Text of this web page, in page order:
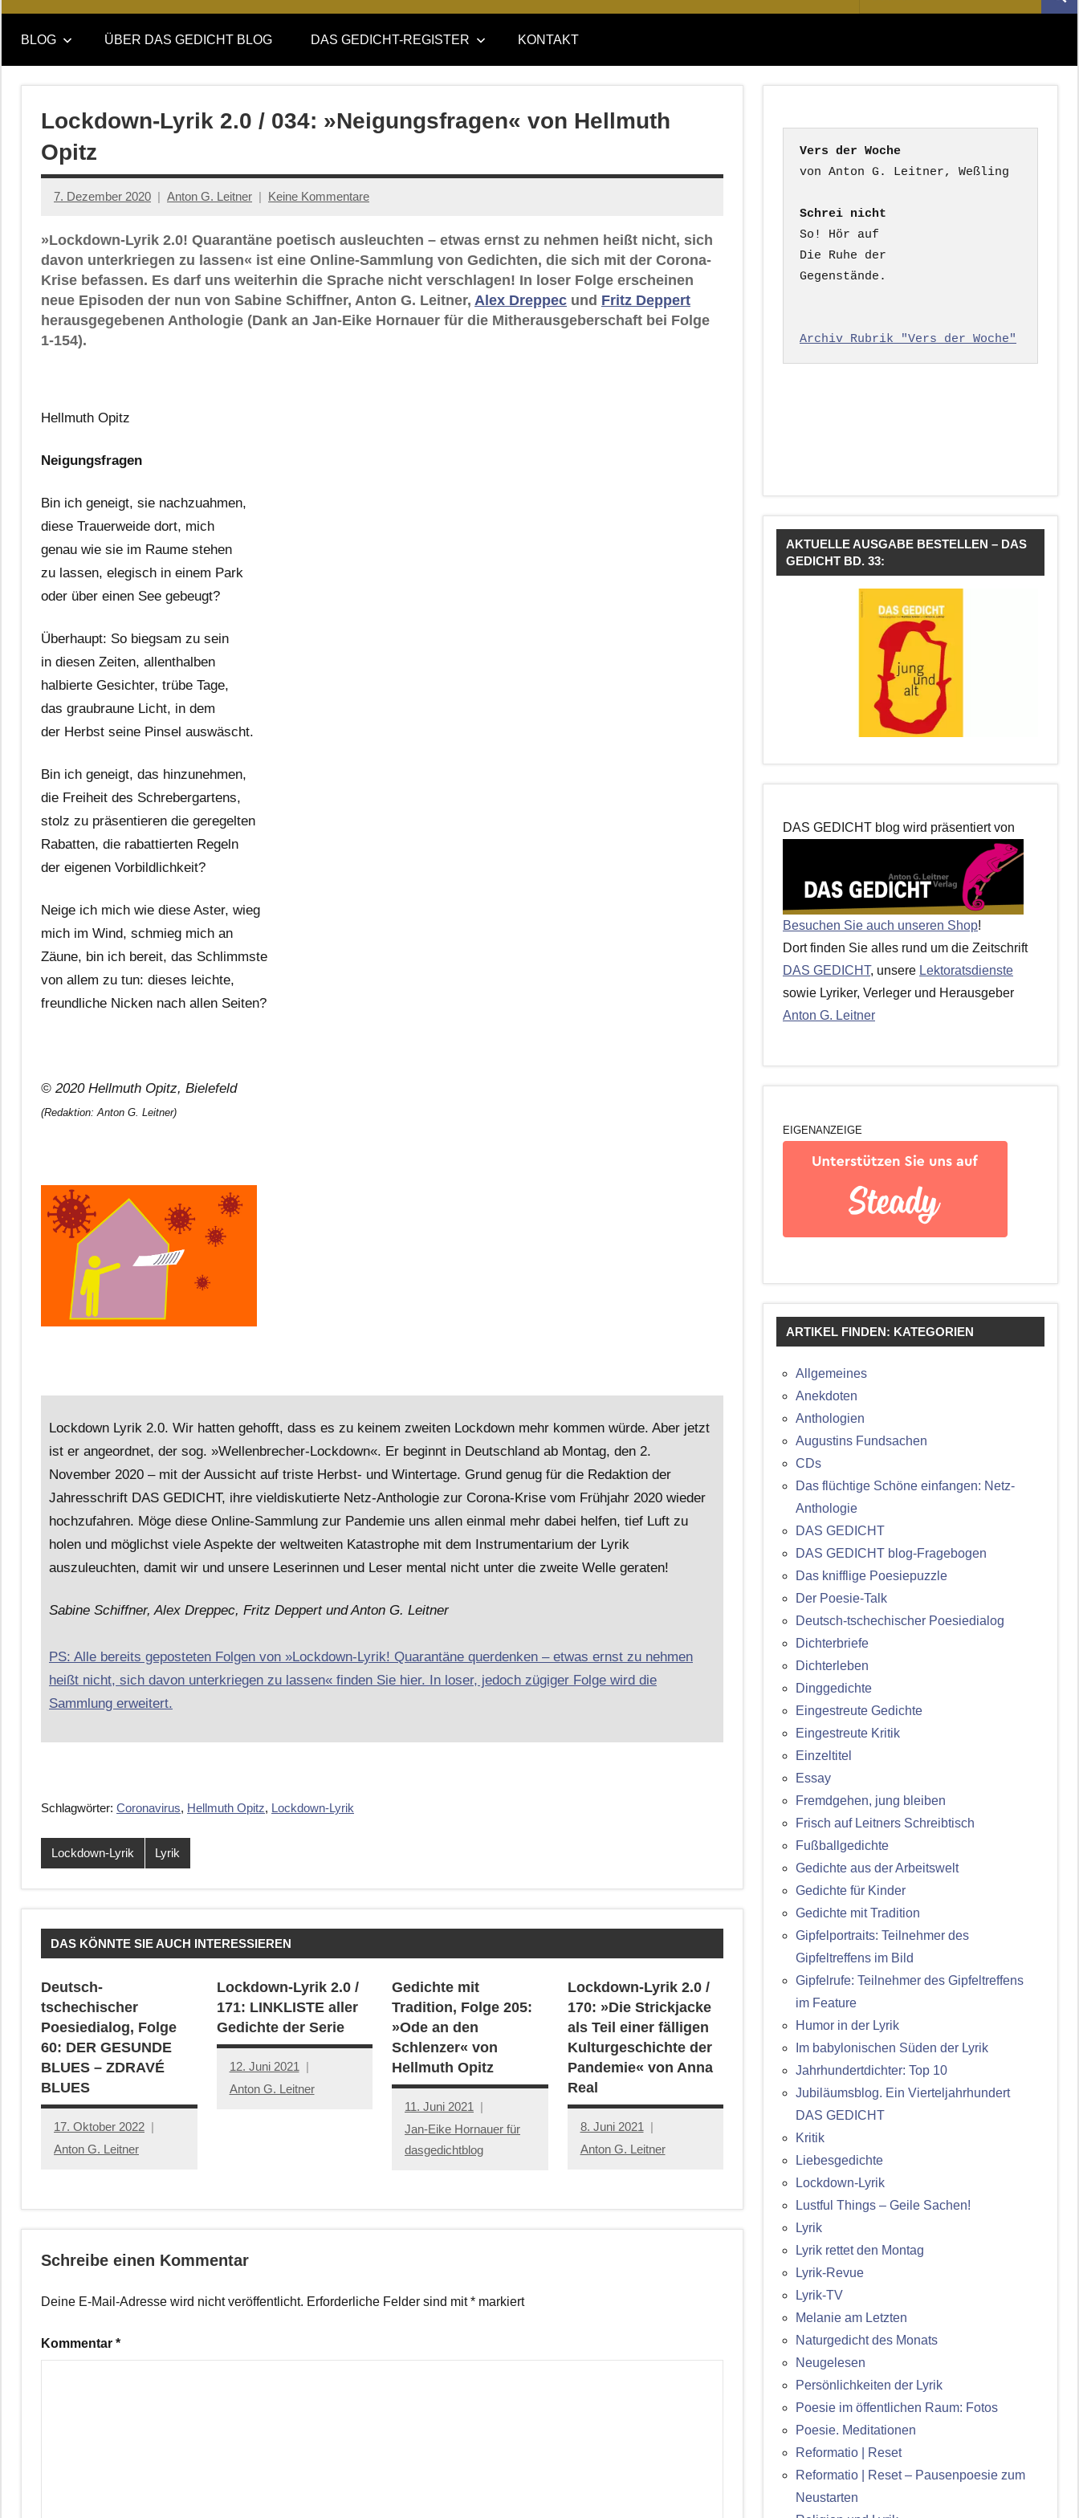
DAS
GEDICHT
blog
DAS
GEDICHT.
Zeitschrift
nach:
BLOG ÜBER DAS GEDICHT BLOG DAS GEDICHT-REGISTER KONTAKT
Lockdown-Lyrik 2.0 / 034: »Neigungsfragen« von Hellmuth
Opitz
7. Dezember 2020 Anton G. Leitner Keine Kommentare
»Lockdown-Lyrik 2.0! Quarantäne poetisch ausleuchten – etwas ernst zu nehmen heißt nicht, sich
davon unterkriegen zu lassen« ist eine Online-Sammlung von Gedichten, die sich mit der Corona-
Krise befassen. Es darf uns weiterhin die Sprache nicht verschlagen! In loser Folge erscheinen
neue Episoden der nun von Sabine Schiffner, Anton G. Leitner, Alex Dreppec und Fritz Deppert
herausgegebenen Anthologie (Dank an Jan-Eike Hornauer für die Mitherausgeberschaft bei Folge
1-154).
Hellmuth Opitz
Neigungsfragen
Bin ich geneigt, sie nachzuahmen,
diese Trauerweide dort, mich
genau wie sie im Raume stehen
zu lassen, elegisch in einem Park
oder über einen See gebeugt?
Überhaupt: So biegsam zu sein
in diesen Zeiten, allenthalben
halbierte Gesichter, trübe Tage,
das graubraune Licht, in dem
der Herbst seine Pinsel auswäscht.
Bin ich geneigt, das hinzunehmen,
die Freiheit des Schrebergartens,
stolz zu präsentieren die geregelten
Rabatten, die rabattierten Regeln
der eigenen Vorbildlichkeit?
Neige ich mich wie diese Aster, wieg
mich im Wind, schmieg mich an
Zäune, bin ich bereit, das Schlimmste
von allem zu tun: dieses leichte,
freundliche Nicken nach allen Seiten?
© 2020 Hellmuth Opitz, Bielefeld
(Redaktion: Anton G. Leitner)
Lockdown Lyrik 2.0. Wir hatten gehofft, dass es zu keinem zweiten Lockdown mehr kommen würde. Aber jetzt
ist er angeordnet, der sog. »Wellenbrecher-Lockdown«. Er beginnt in Deutschland ab Montag, den 2.
November 2020 – mit der Aussicht auf triste Herbst- und Wintertage. Grund genug für die Redaktion der
Jahresschrift DAS GEDICHT, ihre vieldiskutierte Netz-Anthologie zur Corona-Krise vom Frühjahr 2020 wieder
hochzufahren. Möge diese Online-Sammlung zur Pandemie uns allen einmal mehr dabei helfen, tief Luft zu
holen und möglichst viele Aspekte der weltweiten Katastrophe mit dem Instrumentarium der Lyrik
auszuleuchten, damit wir und unsere Leserinnen und Leser mental nicht unter die zweite Welle geraten!
Sabine Schiffner, Alex Dreppec, Fritz Deppert und Anton G. Leitner
PS: Alle bereits geposteten Folgen von »Lockdown-Lyrik! Quarantäne querdenken – etwas ernst zu nehmen
heißt nicht, sich davon unterkriegen zu lassen« finden Sie hier. In loser, jedoch zügiger Folge wird die
Sammlung erweitert.
Schlagwörter: Coronavirus, Hellmuth Opitz, Lockdown-Lyrik
Lockdown-Lyrik Lyrik
DAS KÖNNTE SIE AUCH INTERESSIEREN
Deutsch-
tschechischer
Poesiedialog, Folge
60: DER GESUNDE
BLUES – ZDRAVÉ
BLUES
17. Oktober 2022
Anton G. Leitner
Lockdown-Lyrik 2.0 /
171: LINKLISTE aller
Gedichte der Serie
12. Juni 2021
Anton G. Leitner
Gedichte mit
Tradition, Folge 205:
»Ode an den
Schlenzer« von
Hellmuth Opitz
11. Juni 2021
Jan-Eike Hornauer für
dasgedichtblog
Lockdown-Lyrik 2.0 /
170: »Die Strickjacke
als Teil einer fälligen
Kulturgeschichte der
Pandemie« von Anna
Real
8. Juni 2021
Anton G. Leitner
Schreibe einen Kommentar
Deine E-Mail-Adresse wird nicht veröffentlicht. Erforderliche Felder sind mit* markiert
Kommentar *
Vers der Woche
Schrei nicht
So! Hör auf
Die Ruhe der
Gegenstände.
Archiv Rubrik "Vers der Woche"
AKTUELLE AUSGABE BESTELLEN – DAS
GEDICHT BD. 33:
DAS GEDICHT blog wird präsentiert von
Besuchen Sie auch unseren Shop!
Dort finden Sie alles rund um die Zeitschrift
DAS GEDICHT, unsere Lektoratsdienste
sowie Lyriker, Verleger und Herausgeber
Anton G. Leitner
EIGENANZEIGE
ARTIKEL FINDEN: KATEGORIEN
Allgemeines
Anekdoten
Anthologien
Augustins Fundsachen
CDs
Das flüchtige Schöne einfangen: Netz-
Anthologie
DAS GEDICHT
DAS GEDICHT blog-Fragebogen
Das knifflige Poesiepuzzle
Der Poesie-Talk
Deutsch-tschechischer Poesiedialog
Dichterbriefe
Dichterleben
Dinggedichte
Eingestreute Gedichte
Eingestreute Kritik
Einzeltitel
Essay
Fremdgehen, jung bleiben
Frisch auf Leitners Schreibtisch
Fußballgedichte
Gedichte aus der Arbeitswelt
Gedichte für Kinder
Gedichte mit Tradition
Gipfelportraits: Teilnehmer des
Gipfeltreffens im Bild
Gipfelrufe: Teilnehmer des Gipfeltreffens
im Feature
Humor in der Lyrik
Im babylonischen Süden der Lyrik
Jahrhundertdichter: Top 10
Jubiläumsblog. Ein Vierteljahrhundert
DAS GEDICHT
Kritik
Liebesgedichte
Lockdown-Lyrik
Lustful Things – Geile Sachen!
Lyrik
Lyrik rettet den Montag
Lyrik-Revue
Lyrik-TV
Melanie am Letzten
Naturgedicht des Monats
Neugelesen
Persönlichkeiten der Lyrik
Poesie im öffentlichen Raum: Fotos
Poesie. Meditationen
Reformatio | Reset
Reformatio | Reset – Pausenpoesie zum
Neustarten